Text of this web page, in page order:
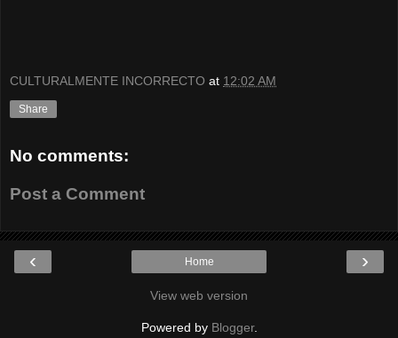
CULTURALMENTE INCORRECTO at 12:02 AM
Share
No comments:
Post a Comment
‹ ›
Home
View web version
Powered by Blogger.